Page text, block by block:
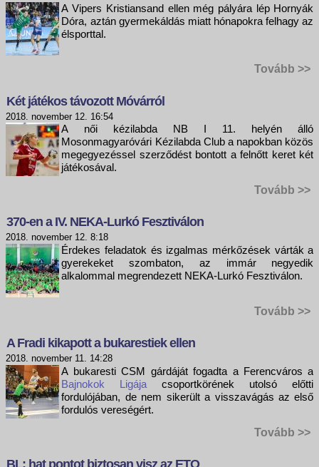
A Vipers Kristiansand ellen még pályára lép Hornyák
Dóra, aztán gyermekáldás miatt hónapokra felhagy az
élsporttal.
Tovább >>
Két játékos távozott Móvárról
2018. november 12. 16:54
A női kézilabda NB I 11. helyén álló
Mosonmagyaróvári Kézilabda Club a napokban közös
megegyezéssel szerződést bontott a felnőtt keret két
játékosával.
Tovább >>
370-en a IV. NEKA-Lurkó Fesztiválon
2018. november 12. 8:18
Érdekes feladatok és izgalmas mérkőzések várták a
gyerekeket szombaton, az immár negyedik
alkalommal megrendezett NEKA-Lurkó Fesztiválon.
Tovább >>
A Fradi kikapott a bukarestiek ellen
2018. november 11. 14:28
A bukaresti CSM gárdáját fogadta a Ferencváros a
Bajnokok Ligája csoportkörének utolsó előtti
fordulójában, de nem sikerült a visszavágás az első
fordulós vereségért.
Tovább >>